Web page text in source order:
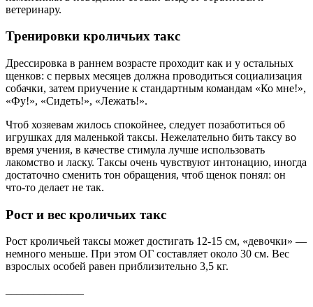
ветеринару.
Тренировки кроличьих такс
Дрессировка в раннем возрасте проходит как и у остальных
щенков: с первых месяцев должна проводиться социализация
собачки, затем приучение к стандартным командам «Ко мне!»,
«Фу!», «Сидеть!», «Лежать!».
Чтоб хозяевам жилось спокойнее, следует позаботиться об
игрушках для маленькой таксы. Нежелательно бить таксу во
время учения, в качестве стимула лучше использовать
лакомство и ласку. Таксы очень чувствуют интонацию, иногда
достаточно сменить тон обращения, чтоб щенок понял: он
что-то делает не так.
Рост и вес кроличьих такс
Рост кроличьей таксы может достигать 12-15 см, «девочки» —
немного меньше. При этом ОГ составляет около 30 см. Вес
взрослых особей равен приблизительно 3,5 кг.